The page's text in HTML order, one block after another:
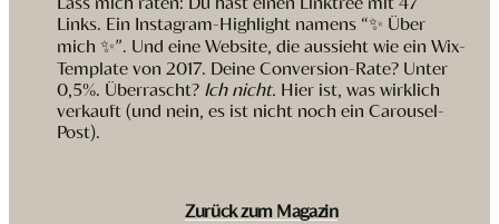
Links. Ein Instagram-Highlight namens “✨ Über
mich ✨”. Und eine Website, die aussieht wie ein Wix-
Template von 2017. Deine Conversion-Rate? Unter
0,5%. Überrascht? Ich nicht. Hier ist, was wirklich
verkauft (und nein, es ist nicht noch ein Carousel-
Post).
Zurück zum Magazin